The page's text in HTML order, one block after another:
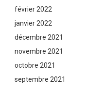
février 2022
janvier 2022
décembre 2021
novembre 2021
octobre 2021
septembre 2021